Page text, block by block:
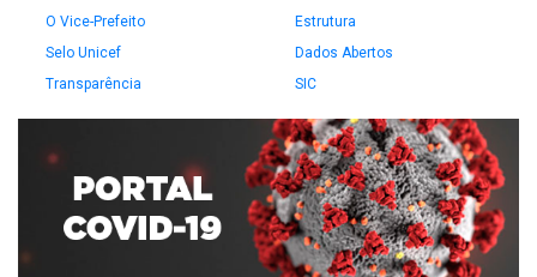
O Vice-Prefeito
Estrutura
Selo Unicef
Dados Abertos
Transparência
SIC